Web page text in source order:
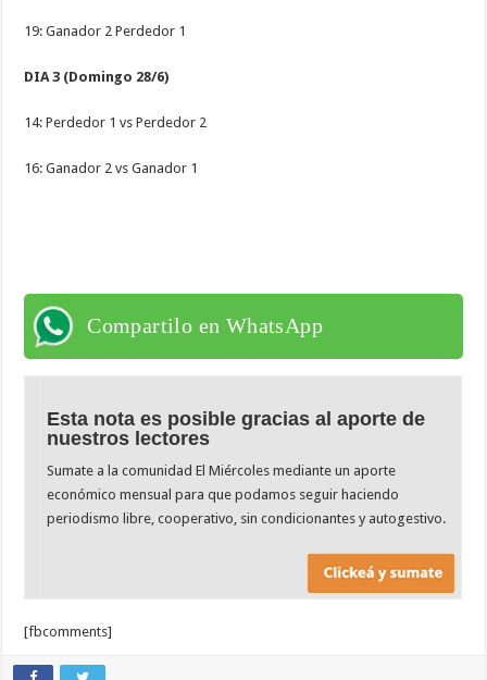
19: Ganador 2 Perdedor 1
DIA 3 (Domingo 28/6)
14: Perdedor 1 vs Perdedor 2
16: Ganador 2 vs Ganador 1
Compartilo en WhatsApp
Esta nota es posible gracias al aporte de
nuestros lectores
Sumate a la comunidad El Miércoles mediante un aporte
económico mensual para que podamos seguir haciendo
periodismo libre, cooperativo, sin condicionantes y autogestivo.
[fbcomments]